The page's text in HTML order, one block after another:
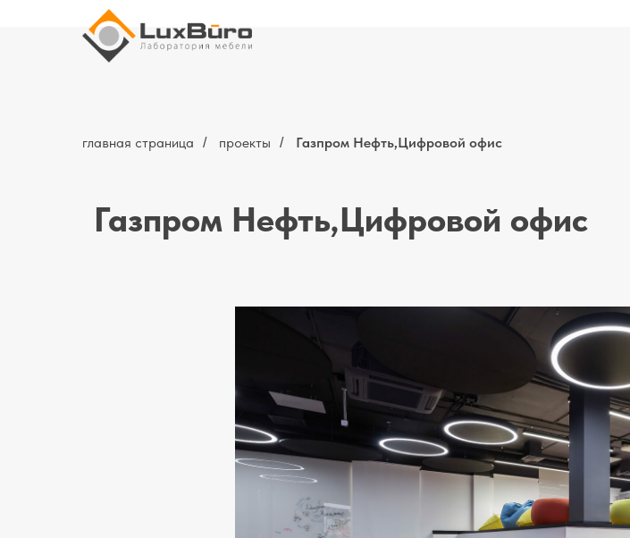
главная страница / проекты / Газпром Нефть,Цифровой офис
Газпром Нефть,Цифровой офис